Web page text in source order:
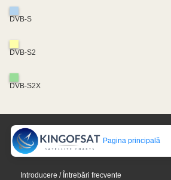
DVB-S
DVB-S2
DVB-S2X
Pagina principală
Introducere / Întrebări frecvente